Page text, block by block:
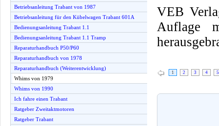
Betriebsanleitung Trabant von 1987
Betriebsanleitung für den Kübelwagen Trabant 601A
Bedienungsanleitung Trabant 1.1
Bedienungsanleitung Trabant 1.1 Tramp
Reparaturhandbuch P50/P60
Reparaturhandbuch von 1978
Reparaturhandbuch (Weiterentwicklung)
Whims von 1979
Whims von 1990
Ich fahre einen Trabant
Ratgeber Zweitaktmotoren
Ratgeber Trabant
VEB
Auflage
1 2 3 4 5